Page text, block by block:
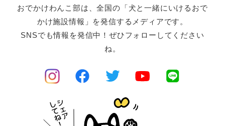
おでかけわんこ部は、全国の「犬と一緒にいけるおで
かけ施設情報」を発信するメディアです。
SNSでも情報を発信中！ぜひフォローしてください
ね。